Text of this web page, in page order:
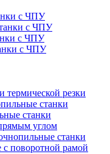
с ЧПУ
с ЧПУ
с ЧПУ
с ЧПУ
термической резки
станки
станки
углом
станки
поворотной рамой